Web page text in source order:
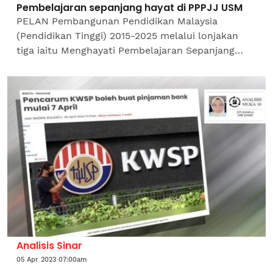
Pembelajaran sepanjang hayat di PPPJJ USM
PELAN Pembangunan Pendidikan Malaysia
(Pendidikan Tinggi) 2015-2025 melalui lonjakan
tiga iaitu Menghayati Pembelajaran Sepanjang
Malaysia mendapat ilmu...
Analisis Sinar
05 Apr 2023 07:00am